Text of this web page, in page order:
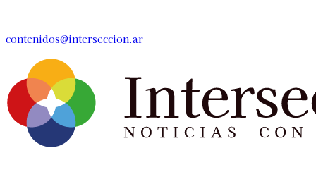
contenidos@interseccion.ar